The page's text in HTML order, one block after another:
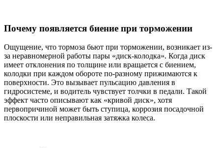
Почему появляется биение при торможении
Ощущение, что тормоза бьют при торможении, возникает из-
за неравномерной работы пары «диск-колодка». Когда диск
имеет отклонения по толщине или вращается с биением,
колодки при каждом обороте по-разному прижимаются к
поверхности. Это вызывает пульсацию давления в
гидросистеме, и водитель чувствует толчки в педали. Такой
эффект часто описывают как «кривой диск», хотя
первопричиной может быть ступица, коррозия посадочной
плоскости или неправильная затяжка колеса.